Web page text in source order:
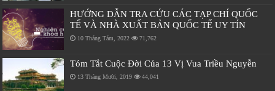
HƯỚNG DẪN TRA CỨU CÁC TẠP CHÍ QUỐC
TẾ VÀ NHÀ XUẤT BẢN QUỐC TẾ UY TÍN
10 Tháng Tám, 2022 71,762
Tóm Tắt Cuộc Đời Của 13 Vị Vua Triều Nguyễn
13 Tháng Mười, 2019 44,041